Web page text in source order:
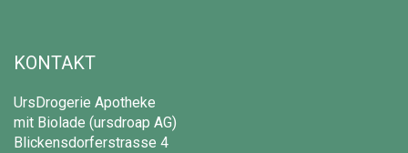
KONTAKT
UrsDrogerie Apotheke
mit Biolade (ursdroap AG)
Blickensdorferstrasse 4